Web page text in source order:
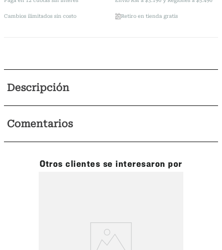
Cambios ilimitados sin costo Retiro en tienda gratis
Descripción
Comentarios
Otros clientes se interesaron por